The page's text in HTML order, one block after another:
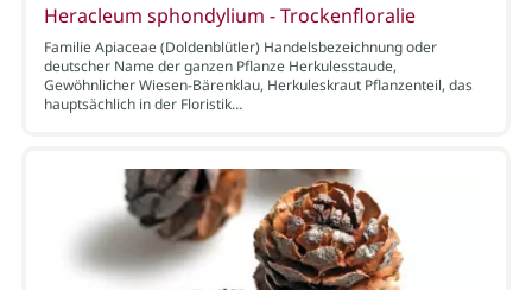
Heracleum sphondylium - Trockenfloralie
Familie Apiaceae (Doldenblütler) Handelsbezeichnung oder
deutscher Name der ganzen Pflanze Herkulesstaude,
Gewöhnlicher Wiesen-Bärenklau, Herkuleskraut Pflanzenteil, das
hauptsächlich in der Floristik…